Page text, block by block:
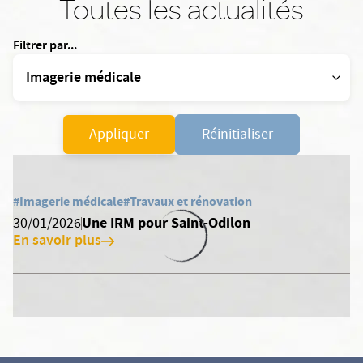
Toutes les actualités
Filtrer par...
Appliquer Réinitialiser
#Imagerie médicale#Travaux et rénovation
30/01/2026Une IRM pour Saint-Odilon
En savoir plus